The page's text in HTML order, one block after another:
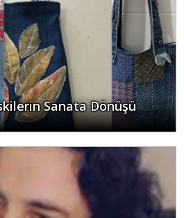
Sanata Dönüşü